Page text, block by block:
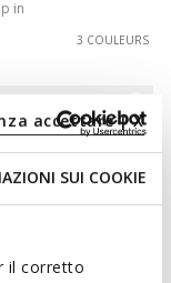
SUI COOKIE
il corretto
accettare | X
in
3 COULEURS